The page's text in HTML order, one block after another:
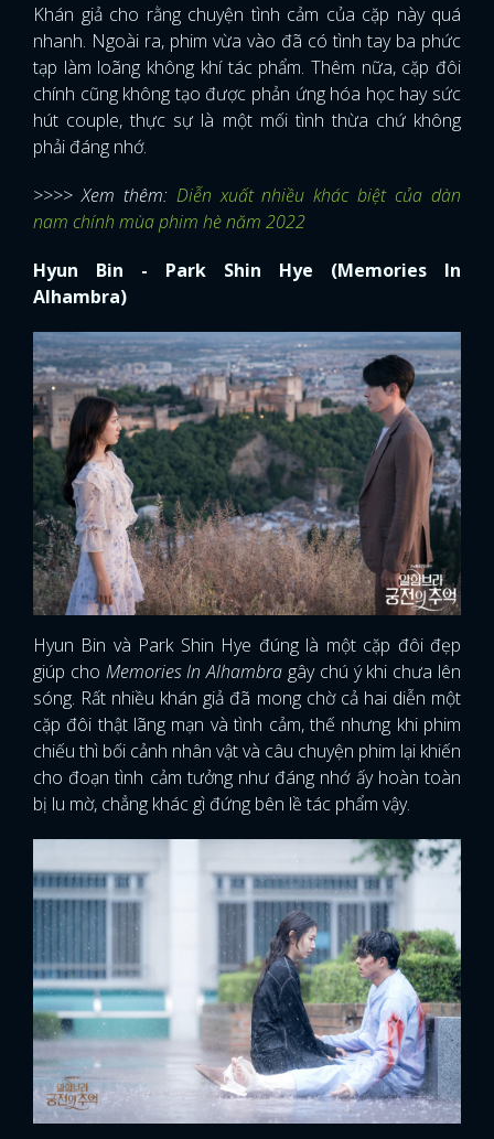
Khán giả cho rằng chuyện tình cảm của cặp này quá
nhanh. Ngoài ra, phim vừa vào đã có tình tay ba phức
tạp làm loãng không khí tác phẩm. Thêm nữa, cặp đôi
chính cũng không tạo được phản ứng hóa học hay sức
hút couple, thực sự là một mối tình thừa chứ không
phải đáng nhớ.
>>>> Xem thêm: Diễn xuất nhiều khác biệt của dàn
nam chính mùa phim hè năm 2022
Hyun Bin - Park Shin Hye (Memories In
Alhambra)
Hyun Bin và Park Shin Hye đúng là một cặp đôi đẹp
giúp cho Memories In Alhambra gây chú ý khi chưa lên
sóng. Rất nhiều khán giả đã mong chờ cả hai diễn một
cặp đôi thật lãng mạn và tình cảm, thế nhưng khi phim
chiếu thì bối cảnh nhân vật và câu chuyện phim lại khiến
cho đoạn tình cảm tưởng như đáng nhớ ấy hoàn toàn
bị lu mờ, chẳng khác gì đứng bên lề tác phẩm vậy.